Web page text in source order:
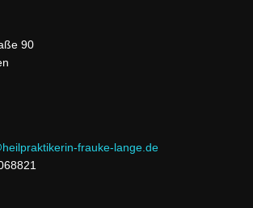
90
frauke-lange.de